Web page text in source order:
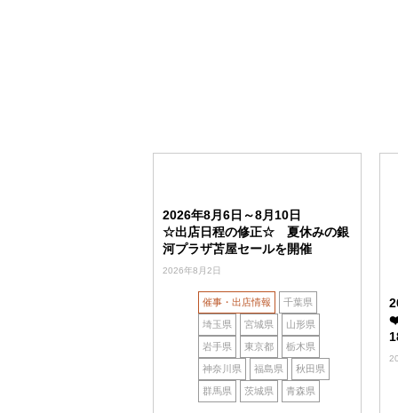
2026年8月6日～8月10日
☆出店日程の修正☆ 夏休みの銀
河プラザ苫屋セールを開催
2026年8月2日
催事・出店情報 千葉県
埼玉県 宮城県 山形県
岩手県 東京都 栃木県
神奈川県 福島県 秋田県
群馬県 茨城県 青森県